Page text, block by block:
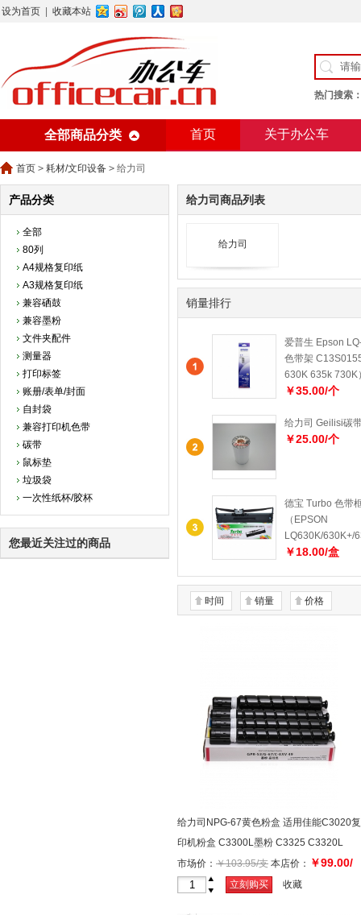
设为首页 收藏本站
热门搜索
全部商品分类 首页 关于办公车
首页 > 耗材/文印设备 > 给力司
产品分类
全部
80列
A4规格复印纸
A3规格复印纸
兼容硒鼓
兼容墨粉
文件夹配件
测量器
打印标签
账册/表单/封面
自封袋
兼容打印机色带
碳带
鼠标垫
垃圾袋
一次性纸杯/胶杯
您最近关注过的商品
给力司商品列表
给力司
销量排行
爱普生 Epson
色带架
630K 635k 730K
￥35.00/个
给力司 Geilisi碳
￥25.00/个
德宝 Turbo 色带
（EPSON
LQ630K/630K+/
￥18.00/盒
时间 销量 价格
给力司NPG-67黄色粉盒 适用佳能C3020复
印机粉盒 C3300L墨粉 C3325 C3320L
C3520系列打印机墨粉盒碳粉
市场价： ￥103.95/支 本店价： ￥99.00/
-
立刻购买 收藏